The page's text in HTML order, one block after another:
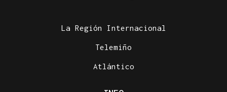
La Región Internacional
Telemiño
Atlántico